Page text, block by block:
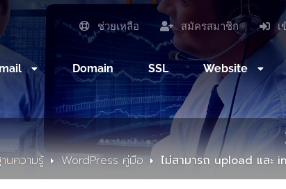
เ
สมัครสมาชิก
ช่วยเหลือ
Domain SSL Website
นความรู้ WordPress คู่มือ ไม่สามารถ upload และ